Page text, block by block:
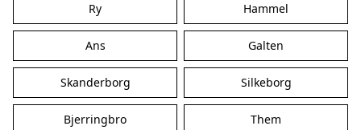
Ry Hammel
Ans Galten
Skanderborg Silkeborg
Bjerringbro Them